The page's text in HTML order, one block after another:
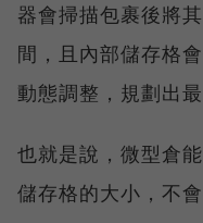
器會掃描包裹後將
間，且內部儲存格
動態調整，規劃出最
也就是說，微型倉
儲存格的大小，不